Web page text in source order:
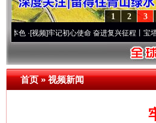
3
2
1
牢记初心使命 奋进复兴征程丨宝塔山下好光
首页»视频新闻